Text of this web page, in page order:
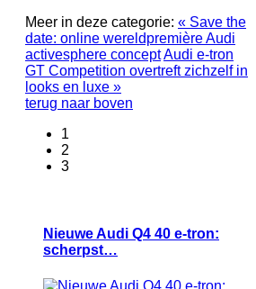
Meer in deze categorie: « Save the
date: online wereldpremière Audi
activesphere conceptAudi e-tron
GT Competition overtreft zichzelf in
looks en luxe »
terug naar boven
1
2
3
Nieuwe Audi Q4 40 e-tron:
scherpst…